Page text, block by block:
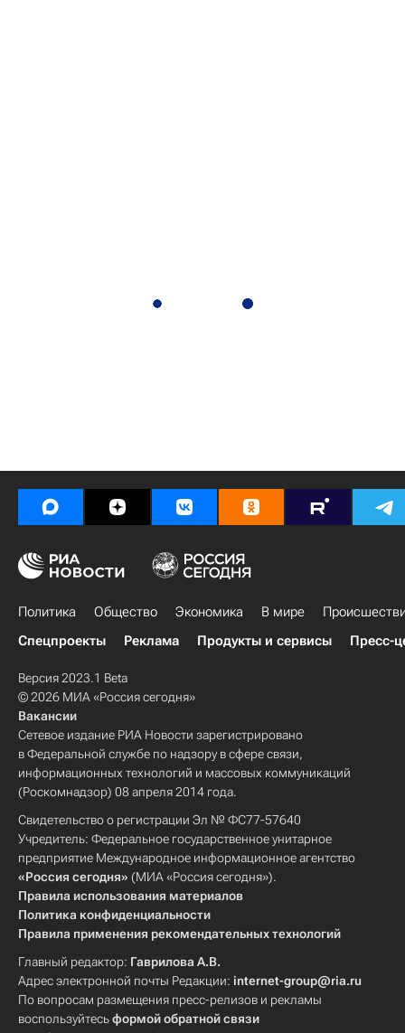
Политика Общество Экономика В мире
Спецпроекты
Реклама Продукты и сервисы Пресс-
Версия 2023.1 Beta
© 2026 МИА «Россия сегодня»
Вакансии
Сетевое издание РИА Новости зарегистрировано
в Федеральной службе по надзору в сфере связи,
информационных технологий и массовых коммуникаций
(Роскомнадзор) 08 апреля 2014 года.
Свидетельство о регистрации Эл № ФС77-57640
Учредитель: Федеральное государственное унитарное
предприятие Международное информационное агентство
«Россия сегодня» (МИА «Россия сегодня»).
Правила использования материалов
Политика конфиденциальности
Правила применения рекомендательных технологий
Главный редактор: Гаврилова А.В.
Адрес электронной почты Редакции: internet-group@ria.ru
По вопросам размещения пресс-релизов и рекламы
воспользуйтесьформой обратной связи